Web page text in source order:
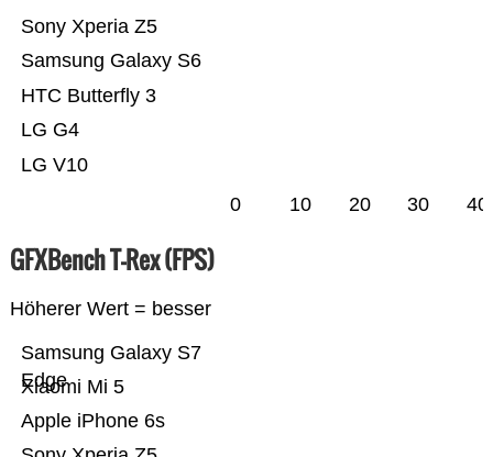
LG V10
LG G4
HTC Butterfly 3
Samsung Galaxy S6
Sony Xperia Z5
0 10 20 30 40
GFXBench T-Rex (FPS)
Höherer Wert = besser
Apple iPhone 6s
Xiaomi Mi 5
Samsung Galaxy S7
Edge